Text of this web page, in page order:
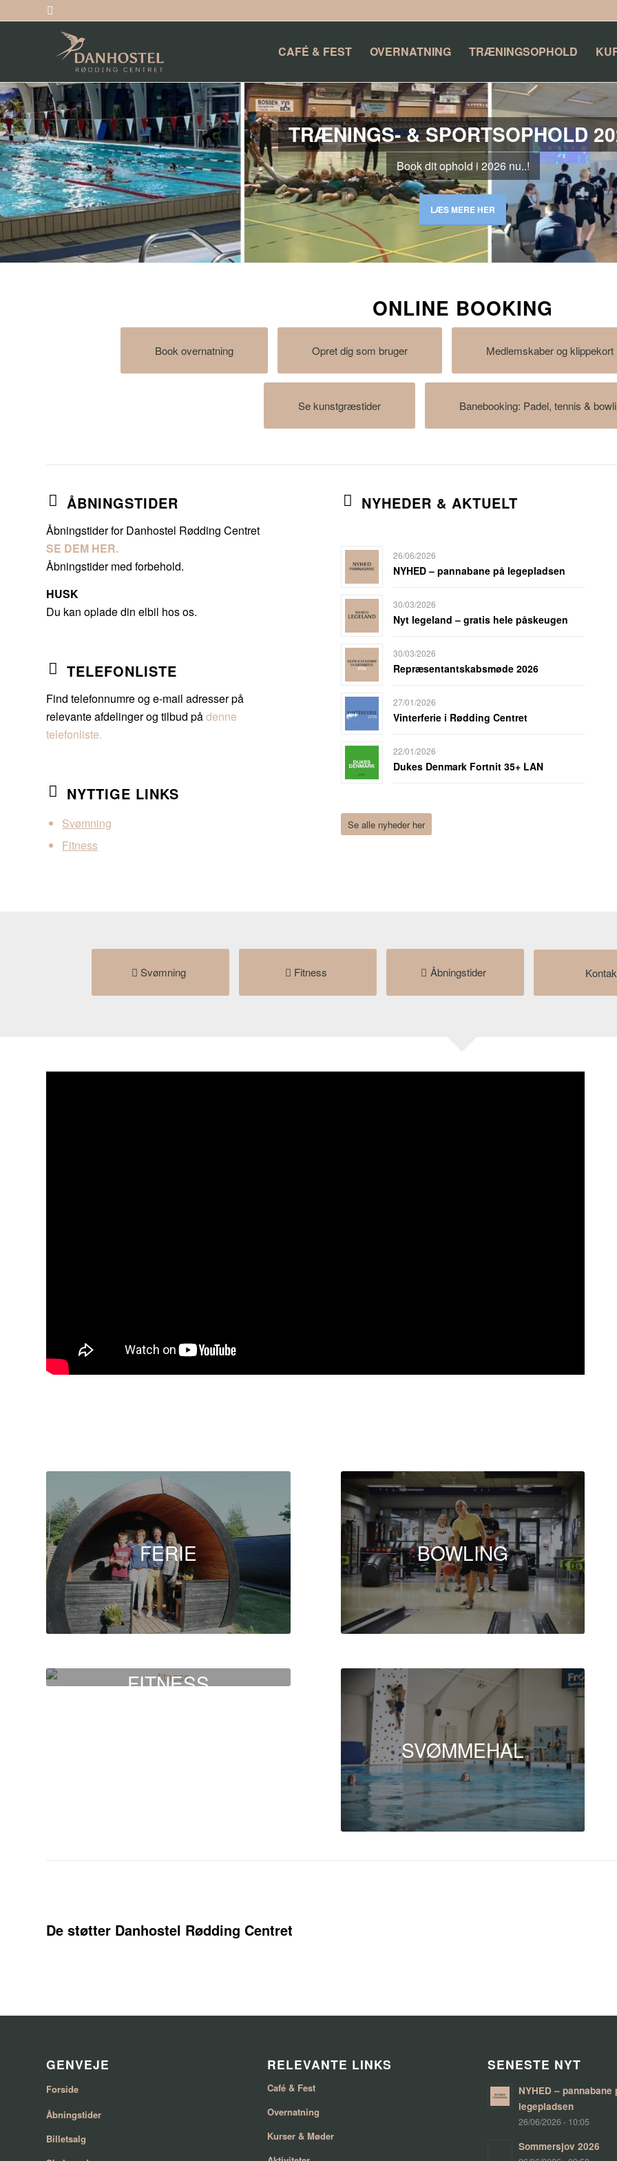
CAFÉ & FEST OVERNATNING TRÆNINGSOPHOLD
TRÆNINGS- & SPORTSOPHOLD
Book dit ophold i 2026 nu..!
LÆS MERE HER
ONLINE BOOKING
Book overnatning Opret dig som bruger Medlemskaber og klippekort
Se kunstgræstider Banebooking: Padel, tennis &
ÅBNINGSTIDER
Åbningstider for Danhostel Rødding Centret
SE DEM HER.
Åbningstider med forbehold.
HUSK
Du kan oplade din elbil hos os.
TELEFONLISTE
Find telefonnumre og e-mail adresser på
relevante afdelinger og tilbud pådenne
telefonliste.
NYTTIGE LINKS
Svømning
Fitness
NYHEDER & AKTUELT
26/06/2026
NYHED – pannabane på legepladsen
30/03/2026
Nyt legeland – gratis hele påskeugen
30/03/2026
Repræsentantskabsmøde 2026
27/01/2026
Vinterferie i Rødding Centret
22/01/2026
Dukes Denmark Fortnit 35+ LAN
Se alle nyheder her
Svømning Fitness Åbningstider
FERIE BOWLING
FITNESS
SVØMMEHAL
De støtter Danhostel Rødding Centret
GENVEJE
Forside
Åbningstider
Billetsalg
RELEVANTE LINKS
Café & Fest
Overnatning
Kurser & Møder
SENESTE NYT
NYHED – pannabane
legepladsen
26/06/2026 - 10:05
Sommersjov 2026